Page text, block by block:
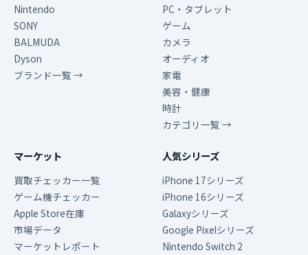
Nintendo
SONY
BALMUDA
Dyson
ブランド一覧 →
PC・タブレット
ゲーム
カメラ
オーディオ
家電
美容・健康
時計
カテゴリ一覧 →
マーケット
買取チェッカー一覧
ゲーム機チェッカー
Apple Store在庫
市場データ
マーケットレポート
人気シリーズ
iPhone 17シリーズ
iPhone 16シリーズ
Galaxyシリーズ
Google Pixelシリーズ
Nintendo Switch 2